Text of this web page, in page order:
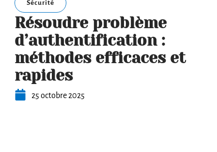
Sécurité
Résoudre problème
d’authentification :
méthodes efficaces et
rapides
25 octobre 2025